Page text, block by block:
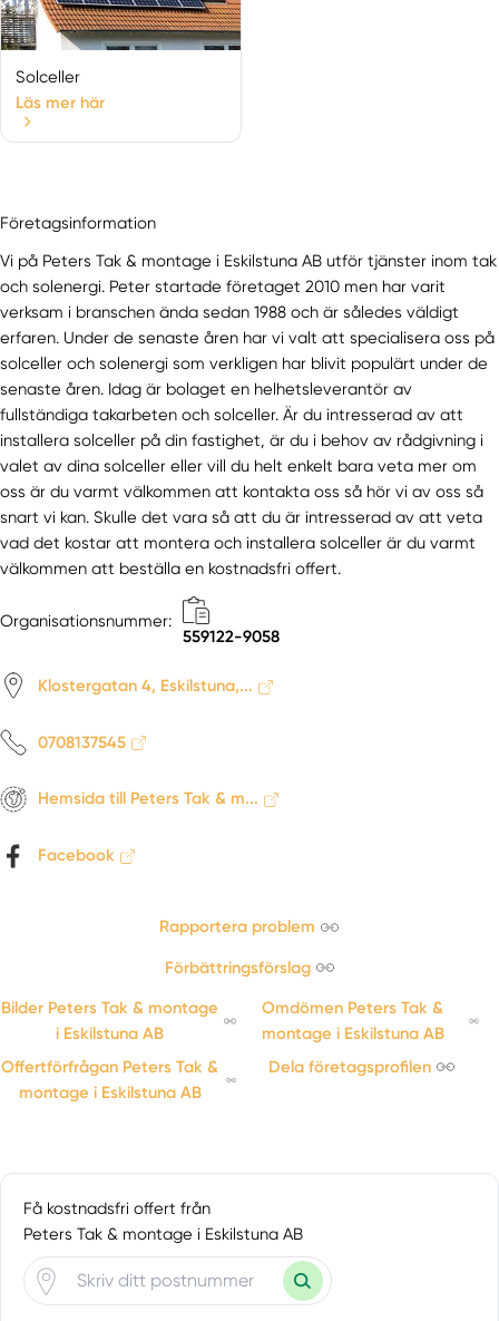
Solceller
Läs mer här
Företagsinformation
Vi på Peters Tak & montage i Eskilstuna AB utför tjänster inom tak
och solenergi. Peter startade företaget 2010 men har varit
verksam i branschen ända sedan 1988 och är således väldigt
erfaren. Under de senaste åren har vi valt att specialisera oss på
solceller och solenergi som verkligen har blivit populärt under de
senaste åren. Idag är bolaget en helhetsleverantör av
fullständiga takarbeten och solceller. Är du intresserad av att
installera solceller på din fastighet, är du i behov av rådgivning i
valet av dina solceller eller vill du helt enkelt bara veta mer om
oss är du varmt välkommen att kontakta oss så hör vi av oss så
snart vi kan. Skulle det vara så att du är intresserad av att veta
vad det kostar att montera och installera solceller är du varmt
välkommen att beställa en kostnadsfri offert.
Organisationsnummer:
559122-9058
Klostergatan 4, Eskilstuna,...
0708137545
Hemsida till Peters Tak & m...
Facebook
Rapportera problem
Förbättringsförslag
Bilder Peters Tak & montage
i Eskilstuna AB
Omdömen Peters Tak &
montage i Eskilstuna AB
Offertförfrågan Peters Tak &
montage i Eskilstuna AB
Dela företagsprofilen
Få kostnadsfri offert från
Peters Tak & montage i Eskilstuna AB